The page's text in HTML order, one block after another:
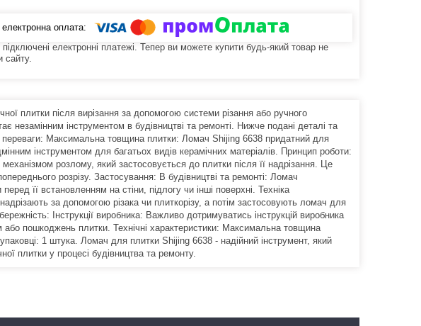
підключені електронні платежі. Тепер ви можете купити будь-який товар не
сайту.
плитки після вирізання за допомогою системи різання або ручного
незамінним інструментом в будівництві та ремонті. Нижче подані деталі та
переваги: Максимальна товщина плитки: Ломач Shijing 6638 придатний для
інструментом для багатьох видів керамічних матеріалів. Принцип роботи:
розлому, який застосовується до плитки після її надрізання. Це
розрізу. Застосування: В будівництві та ремонті: Ломач
її встановленням на стіни, підлогу чи інші поверхні. Техніка
за допомогою різака чи плиткорізу, а потім застосовують ломач для
Інструкції виробника: Важливо дотримуватись інструкцій виробника
пошкоджень плитки. Технічні характеристики: Максимальна товщина
1 штука. Ломач для плитки Shijing 6638 - надійний інструмент, який
плитки у процесі будівництва та ремонту.